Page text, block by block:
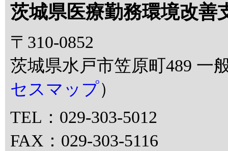
茨城県医療勤務環境改善
〒310-0852
茨城県水戸市笠原町489 一
セスマップ）
TEL：029-303-5012
FAX：029-303-5116